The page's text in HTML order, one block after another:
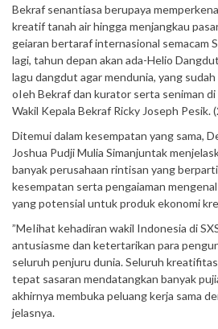
Bekraf senantiasa berupaya
kreatif tanah air hingga menjangkau
geiaran bertaraf internasional semacam
lagi, tahun depan akan ada-Helio
lagu dangdut agar mendunia, yang
oIeh Bekraf dan kurator serta seniman di
Wakil Kepala Bekraf Ricky Joseph Pesik.
Ditemui dalam kesempatan yang sama,
Joshua Pudji Mulia Simanjuntak
banyak perusahaan rintisan yang
kesempatan serta pengaiaman
yang potensial untuk produk ekonomi
”MeIihat kehadiran wakil Indonesia di
antusiasme dan ketertarikan para
seluruh penjuru dunia. Seluruh
tepat sasaran mendatangkan banyak
akhirnya membuka peluang kerja sama
jelasnya.